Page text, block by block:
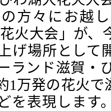
方々にお越
花火大会」が
げ場所として
ランド滋賀・
1万発の花火
を表現します